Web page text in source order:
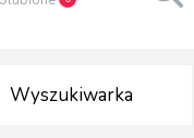
Wyszukiwarka